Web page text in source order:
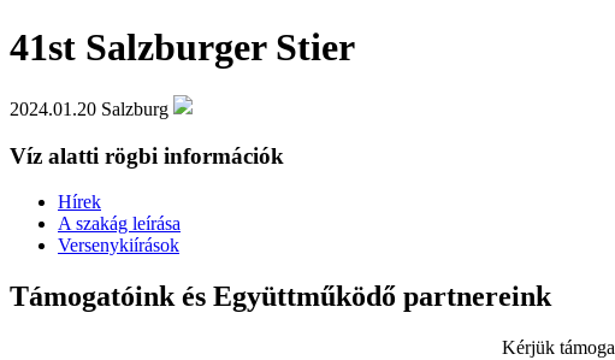
41st Salzburger Stier
2024.01.20 Salzburg
Víz alatti rögbi információk
Hírek
A szakág leírása
Versenykiírások
Támogatóink és Együttműködő partnereink
Kérjük